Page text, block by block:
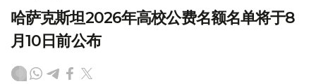
哈萨克斯坦2026年高校公费名额名单将于8
月10日前公布